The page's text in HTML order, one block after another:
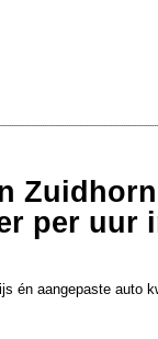
zo hard dat
moeten blijven»
Zuidhorn
per uur
én aangepaste auto